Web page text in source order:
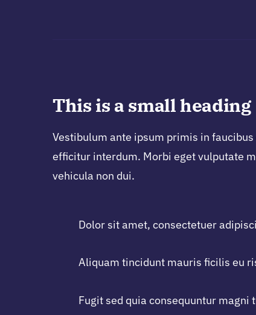
This is a small heading
Vestibulum ante ipsum primis in
efficitur interdum. Morbi eget vulputate
vehicula non dui.
Dolor sit amet, consectetuer
Aliquam tincidunt mauris ficilis eu
Fugit sed quia consequuntur magni